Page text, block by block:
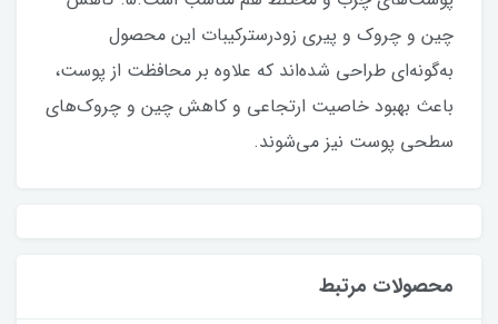
چین و چروک و پیری زودرسترکیبات این محصول
به‌گونه‌ای طراحی شده‌اند که علاوه بر محافظت از پوست،
باعث بهبود خاصیت ارتجاعی و کاهش چین و چروک‌های
سطحی پوست نیز می‌شوند.
محصولات مرتبط